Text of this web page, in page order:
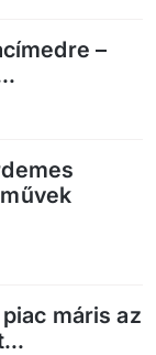
–
máris az